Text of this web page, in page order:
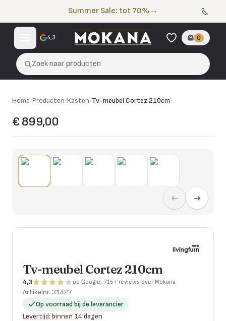
Summer Sale: tot 70% →
4,3 0
Zoek naar producten
Home/Producten/Kasten/Tv-meubel Cortez 210cm
€ 899,00
Tv-meubel Cortez 210cm
4,3 op Google, 715+ reviews over Mokana
Artikelnr. 31427
Op voorraad bij de leverancier
Levertijd: binnen 14 dagen